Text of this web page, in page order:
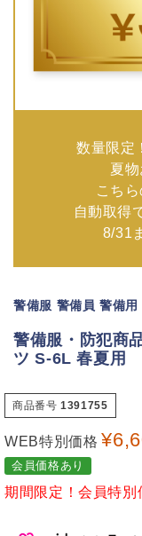
数量限定
夏
こち
自動取得
8/31
警備服 警備員 警備用
警備服・防犯商
ツ S-6L 春夏用
商品番号 1391755
WEB特別価格 ¥
会員価格あり
期間限定！会員特別